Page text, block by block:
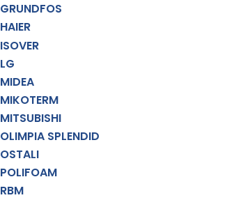
GRUNDFOS
HAIER
ISOVER
LG
MIDEA
MIKOTERM
MITSUBISHI
OLIMPIA SPLENDID
OSTALI
POLIFOAM
RBM